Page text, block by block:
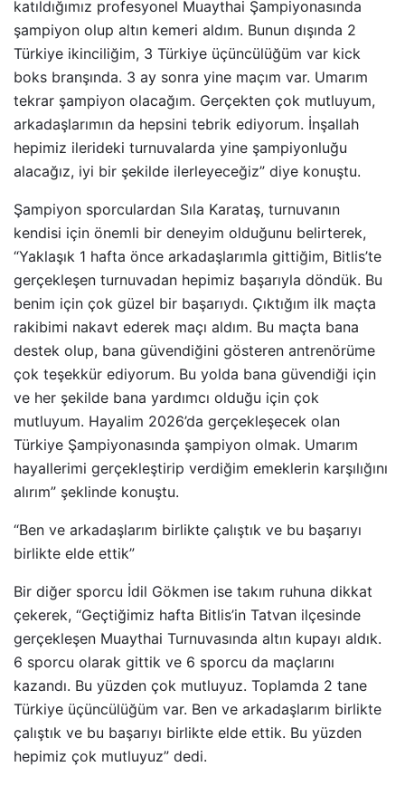
katıldığımız profesyonel Muaythai Şampiyonasında
şampiyon olup altın kemeri aldım. Bunun dışında 2
Türkiye ikinciliğim, 3 Türkiye üçüncülüğüm var kick
boks branşında. 3 ay sonra yine maçım var. Umarım
tekrar şampiyon olacağım. Gerçekten çok mutluyum,
arkadaşlarımın da hepsini tebrik ediyorum. İnşallah
hepimiz ilerideki turnuvalarda yine şampiyonluğu
alacağız, iyi bir şekilde ilerleyeceğiz” diye konuştu.
Şampiyon sporculardan Sıla Karataş, turnuvanın
kendisi için önemli bir deneyim olduğunu belirterek,
“Yaklaşık 1 hafta önce arkadaşlarımla gittiğim, Bitlis’te
gerçekleşen turnuvadan hepimiz başarıyla döndük. Bu
benim için çok güzel bir başarıydı. Çıktığım ilk maçta
rakibimi nakavt ederek maçı aldım. Bu maçta bana
destek olup, bana güvendiğini gösteren antrenörüme
çok teşekkür ediyorum. Bu yolda bana güvendiği için
ve her şekilde bana yardımcı olduğu için çok
mutluyum. Hayalim 2026’da gerçekleşecek olan
Türkiye Şampiyonasında şampiyon olmak. Umarım
hayallerimi gerçekleştirip verdiğim emeklerin karşılığını
alırım” şeklinde konuştu.
“Ben ve arkadaşlarım birlikte çalıştık ve bu başarıyı
birlikte elde ettik”
Bir diğer sporcu İdil Gökmen ise takım ruhuna dikkat
çekerek, “Geçtiğimiz hafta Bitlis’in Tatvan ilçesinde
gerçekleşen Muaythai Turnuvasında altın kupayı aldık.
6 sporcu olarak gittik ve 6 sporcu da maçlarını
kazandı. Bu yüzden çok mutluyuz. Toplamda 2 tane
Türkiye üçüncülüğüm var. Ben ve arkadaşlarım birlikte
çalıştık ve bu başarıyı birlikte elde ettik. Bu yüzden
hepimiz çok mutluyuz” dedi.